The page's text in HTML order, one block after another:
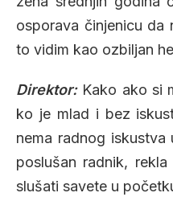
osporava činjenicu da
to vidim kao ozbiljan
Direktor: Kako ako si
ko je mlad i bez
nema radnog
poslušan radnik,
slušati savete u